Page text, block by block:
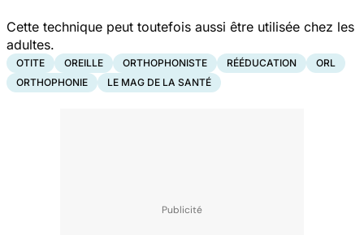
Cette technique peut toutefois aussi être utilisée chez les
adultes.
OTITE OREILLE ORTHOPHONISTE RÉÉDUCATION
ORL
ORTHOPHONIE
LE MAG DE LA SANTÉ